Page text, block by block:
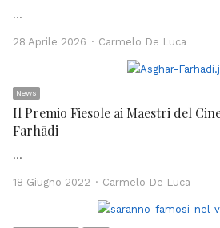
…
28 Aprile 2026 Author
Carmelo De Luca
News
Il Premio Fiesole ai Maestri del
Farhādi
…
18 Giugno 2022 Author
Carmelo De Luca